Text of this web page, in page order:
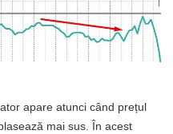
apare atunci când prețul
mai sus. În acest